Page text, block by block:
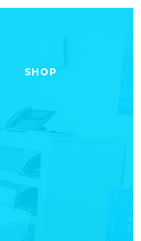
SHOP